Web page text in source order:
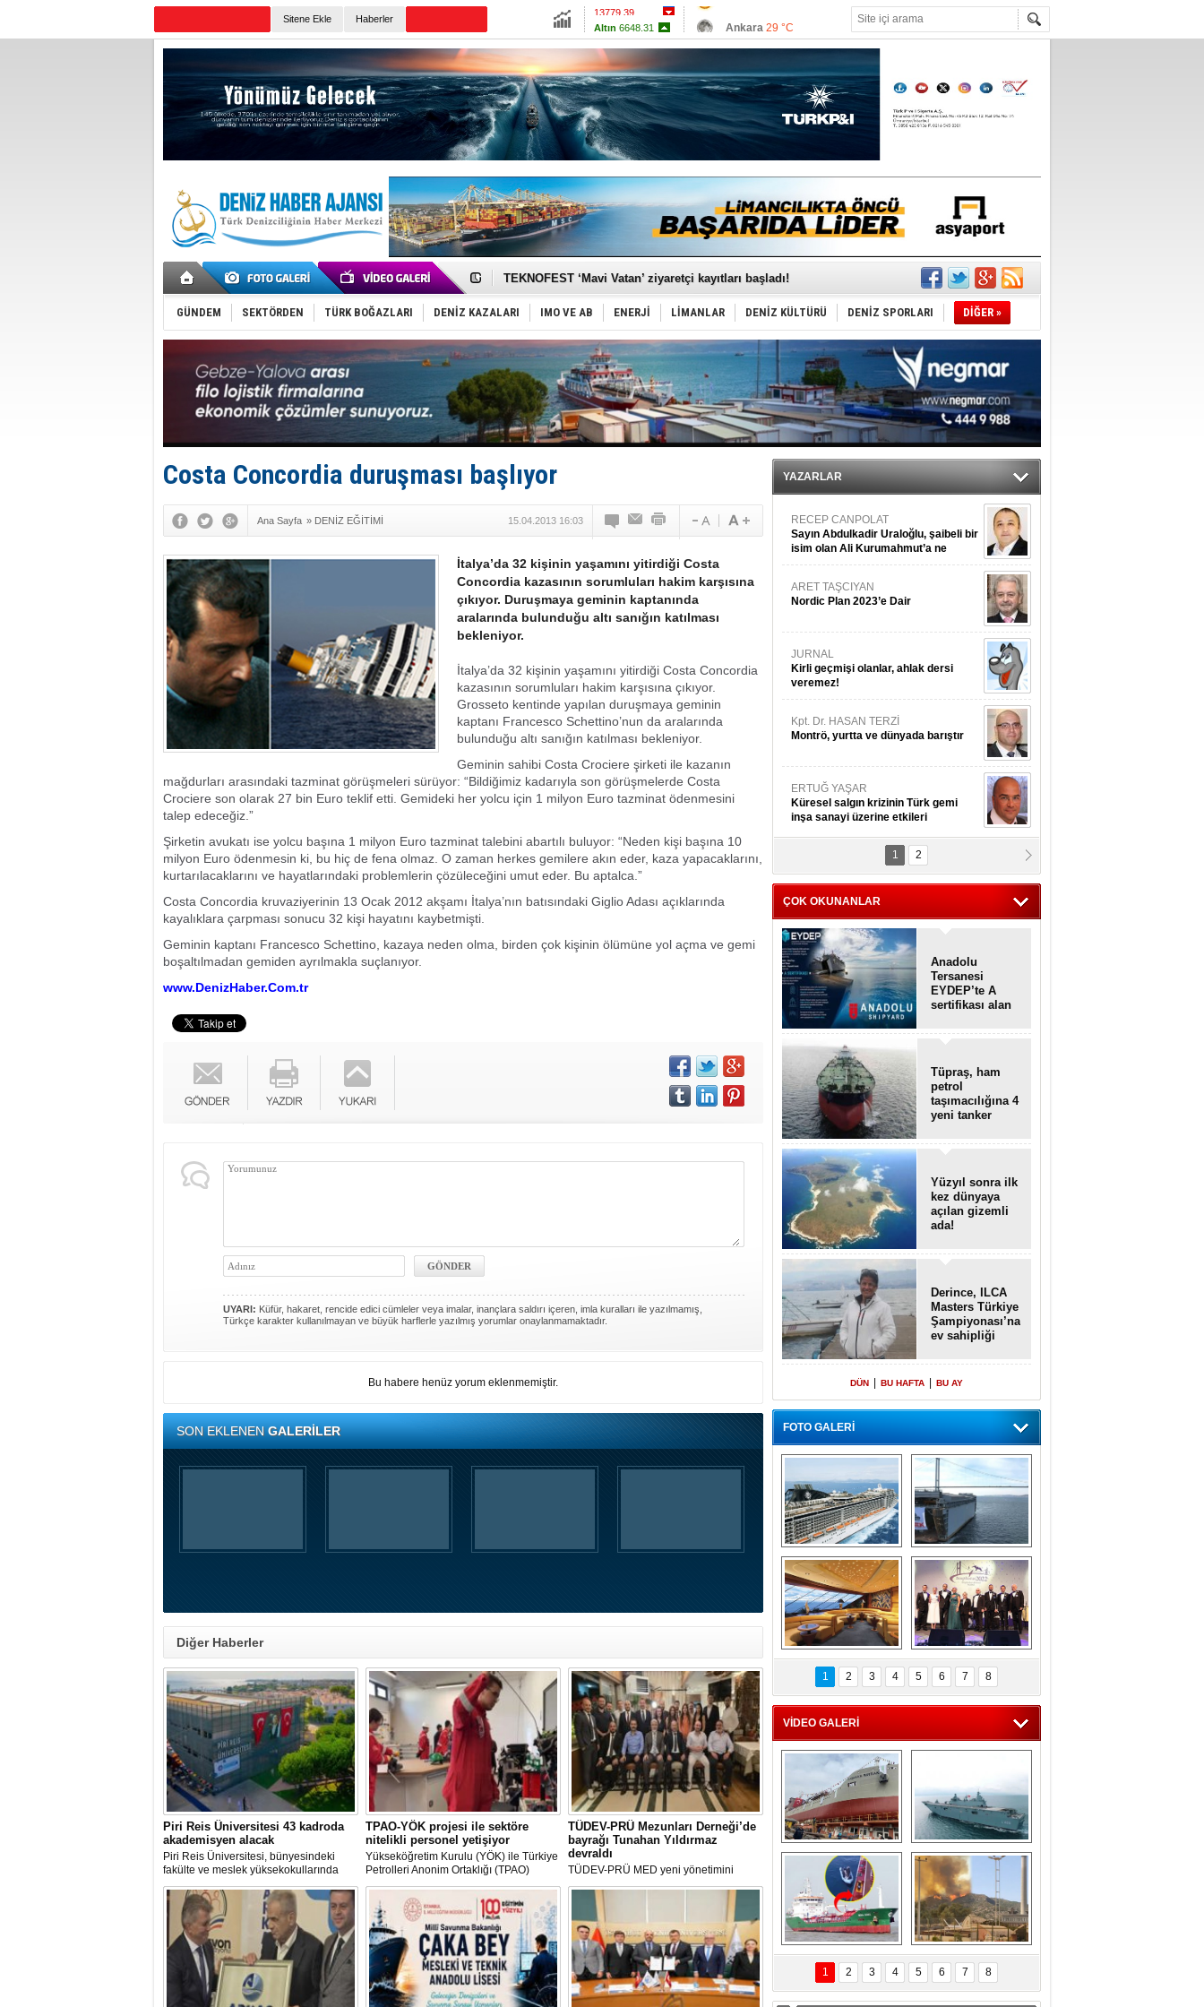
Sitene Ekle Haberler
Altın6648.31
Euro55.1786 Antalya29 °C
Muğla 32 °C
Çanakkale 30 °C
TAYK - Eker Olympos Regatta'da ilk start!
TEKNOFEST ‘Mavi Vatan’ ziyaretçi kayıtları başladı!
Tersane işçilerinin direnişi, kazanımla sonuçlandı
İngiliz aktivistler, gemide mahsur kaldı!
FESCO, Karadeniz'de yeni sevkiyat taleplerini durdurdu
DESE, BIMCO’ya katıldı
GİMBİRDER gemi inşa yan sanayinin sorunlarını tartıştı
35 milyon TL'lik tekne projesinde karar çıktı
İnsansız cankurtaran ihalesini BlueForge kazandı
Yüzyıl sonra ilk kez dünyaya açılan gizemli ada!
Anadolu Tersanesi EYDEP’te A sertifikası alan ilk tersane oldu
Derince, ILCA Masters Türkiye Şampiyonası’na ev sahipliği yapacak
Tüpraş, ham petrol taşımacılığına 4 yeni tanker daha ekliyor
İTU AUV, Dünya’da 2. oldu!
GÜNDEM SEKTÖRDEN TÜRK BOĞAZLARI DENİZ KAZALARI IMO VE AB ENERJİ LİMANLAR DENİZ KÜLTÜRÜ DENİZ SPORLARI DİĞER »
Costa Concordia duruşması başlıyor
Ana Sayfa » DENİZ EĞİTİMİ 15.04.2013 16:03
İtalya’da 32 kişinin yaşamını yitirdiği Costa
Concordia kazasının sorumluları hakim karşısına
çıkıyor. Duruşmaya geminin kaptanında
aralarında bulunduğu altı sanığın katılması
bekleniyor.
İtalya’da 32 kişinin yaşamını yitirdiği Costa Concordia
kazasının sorumluları hakim karşısına çıkıyor.
Grosseto kentinde yapılan duruşmaya geminin
kaptanı Francesco Schettino’nun da aralarında
bulunduğu altı sanığın katılması bekleniyor.
Geminin sahibi Costa Crociere şirketi ile kazanın
mağdurları arasındaki tazminat görüşmeleri sürüyor: “Bildiğimiz kadarıyla son görüşmelerde Costa
Crociere son olarak 27 bin Euro teklif etti. Gemideki her yolcu için 1 milyon Euro tazminat ödenmesini
talep edeceğiz.”
Şirketin avukatı ise yolcu başına 1 milyon Euro tazminat talebini abartılı buluyor: “Neden kişi başına 10
milyon Euro ödenmesin ki, bu hiç de fena olmaz. O zaman herkes gemilere akın eder, kaza yapacaklarını,
kurtarılacaklarını ve hayatlarındaki problemlerin çözüleceğini umut eder. Bu aptalca.”
Costa Concordia kruvaziyerinin 13 Ocak 2012 akşamı İtalya’nın batısındaki Giglio Adası açıklarında
kayalıklara çarpması sonucu 32 kişi hayatını kaybetmişti.
Geminin kaptanı Francesco Schettino, kazaya neden olma, birden çok kişinin ölümüne yol açma ve gemi
boşaltılmadan gemiden ayrılmakla suçlanıyor.
www.DenizHaber.Com.tr
UYARI: Küfür, hakaret, rencide edici cümleler veya imalar, inançlara saldırı içeren, imla kuralları ile yazılmamış,
Türkçe karakter kullanılmayan ve büyük harflerle yazılmış yorumlar onaylanmamaktadır.
Bu habere henüz yorum eklenmemiştir.
SON EKLENENGALERİLER
Diğer Haberler
Piri Reis Üniversitesi 43 kadroda
akademisyen alacak
Piri Reis Üniversitesi, bünyesindeki
fakülte ve meslek yüksekokullarında
görevlendirilmek üzere toplam 43
akademisyen alımı yapacağını duyurdu.
Başvurular 10 Ağustos 2026 tarihine
kadar devam edecek.
TPAO-YÖK projesi ile sektöre
nitelikli personel yetişiyor
Yükseköğretim Kurulu (YÖK) ile Türkiye
Petrolleri Anonim Ortaklığı (TPAO)
arasında imzalanan protokolle hayata
geçirilen "Açık Deniz Teknolojisi"
programları sektöre nitelikli personel
yetiştiriyor.
TÜDEV-PRÜ Mezunları Derneği’de
bayrağı Tunahan Yıldırmaz
devraldı
TÜDEV-PRÜ MED yeni yönetimini
belirlemek amacıyla gerçekleştirilen
Olağanüstü Genel Kurul’un ardından
dernekte görev değişimi yaşandı. Genel
kurulda alınan karar doğrultusunda
dernek başkanlığı görevini yürüten
Gürbüz Can, görevini Tunahan
Yıldırmaz’a devretti.
YAZARLAR
RECEP CANPOLAT
Sayın Abdulkadir Uraloğlu, şaibeli bir
isim olan Ali Kurumahmut’a ne
danışıyorsunuz?
ARET TAŞCIYAN
Nordic Plan 2023’e Dair
JURNAL
Kirli geçmişi olanlar, ahlak dersi
veremez!
Kpt. Dr. HASAN TERZİ
Montrö, yurtta ve dünyada barıştır
ERTUĞ YAŞAR
Küresel salgın krizinin Türk gemi
inşa sanayi üzerine etkileri
Kpt. MESUT AZMİ GÖKSOY
ithafen...
1 2
ÇOK OKUNANLAR
Anadolu
Tersanesi
EYDEP’te A
sertifikası alan
Tüpraş, ham
petrol
taşımacılığına 4
yeni tanker
Yüzyıl sonra ilk
kez dünyaya
açılan gizemli
ada!
Derince, ILCA
Masters Türkiye
Şampiyonası’na
ev sahipliği
DÜN BU HAFTA BU AY
FOTO GALERİ
“Gemi içinde gemi”
konsepti ile MSC
Splendida
Dünyada tek!
Denizaltı yüzer
havuzu intikal
seyrine başladı
MSC'den 55 milyon
euroluk turizm geliri
müjdesi
5. Bosphorus Ship
Brokers Dinner,
İstanbul’da yapıldı
1 2 3 4 5 6 7 8
VİDEO GALERİ
Çeksan Tersanesi,
Başaran Bayrak
tankerini suya
indirdi
TCG Anadolu,
tersane teknik
seyrini tamamladı
Göçmenlerin
imdadına Türk
sahipli MINA DENIZ
yetişti
Milas’taki yangın
yeniden termik
santrallere doğru
ilerliyor
1 2 3 4 5 6 7 8